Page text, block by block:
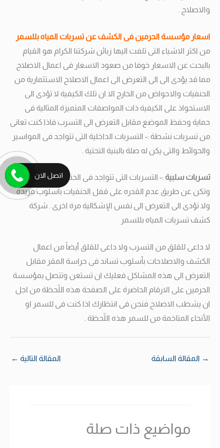
والاصلاح .
اسعار مؤسسة الحرمين فى الكشف عن تسربات المياه بللسمر
من اكثر الاشياء التى تلفت اليها زبائن شركتنا الكرام هو القيام
بالبحث عن الاسعار خوفا من صعود الاسعار فى اعمال الاصلاح
مما قد يؤدى الى الى التعرض الى اعمال الاصلاح الاستثمارية من
الحنفيات والاحواض من الخارج الا ان تلك الكيفية لا تؤدى الى
الاستحواذ على الكيفية ذات المواصفات المتميزة المثالية فى
حماية وحفظ الموضع مقابل التعرض الى التسرب فاذا كنت تعانى
من تسربات نشطة :- التسربات الداخلية التى تتواجد فى المواسير
والحوائط والتى يكن له صلة بالبنية التحتية .
تسربات سلبية:- التسربات التى تتواجد فى الحنفيات والاحواض
وتكن عن طريق عدم القدره على قفل الحنفيات بأسلوب فريدة
ولا تؤدى الى التعرض الى نفس الإشكالية مرة اخرى . شركة
كشف تسربات المياه بللسمر
لا داعى للقلق من التسرب ولا داعى للقلق أيضاً من اعمال
الكشف والاصلاحات بأسلوب تساند فى حراسة المقر مقابل
التعرض الى هذه المشاكل فعليك ان تستعن وتتصل بمؤسسة
الحرمين على الارقام الحاضرة على الصفحة هذه اللّحظة من اجل
ان يشطب الاصلاح فنحن فى انتظارك اذا كنت فى للسمر او
الأنحاء المتاخمة من للسمر هذه اللّحظة .
→ المقالة السابقة المقالة التالية ←
مواضيع ذات صلة
اتصل الان